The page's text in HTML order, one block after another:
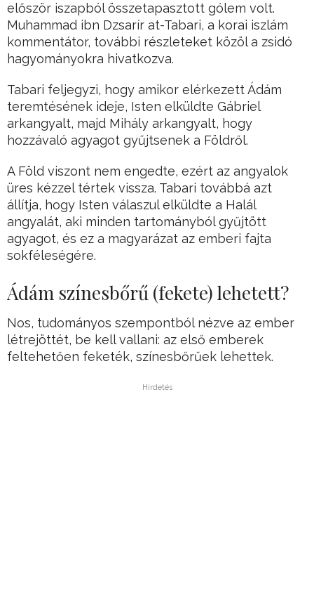
először iszapból összetapasztott gólem volt.
Muhammad ibn Dzsarír at-Tabari, a korai iszlám
kommentátor, további részleteket közöl a zsidó
hagyományokra hivatkozva.
Tabari feljegyzi, hogy amikor elérkezett Ádám
teremtésének ideje, Isten elküldte Gábriel
arkangyalt, majd Mihály arkangyalt, hogy
hozzávaló agyagot gyűjtsenek a Földről.
A Föld viszont nem engedte, ezért az angyalok
üres kézzel tértek vissza. Tabari továbbá azt
állítja, hogy Isten válaszul elküldte a Halál
angyalát, aki minden tartományból gyűjtött
agyagot, és ez a magyarázat az emberi fajta
sokféleségére.
Ádám színesbőrű (fekete) lehetett?
Nos, tudományos szempontból nézve az ember
létrejöttét, be kell vallani: az első emberek
feltehetően feketék, színesbőrűek lehettek.
Hirdetés